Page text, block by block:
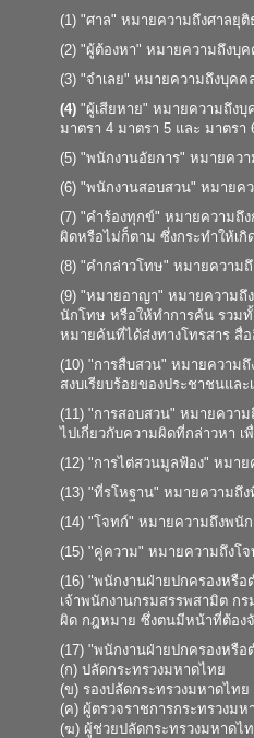
(1) "ศาล" หมายความถึงศาลยุ
(2) "ผู้ต้องหา" หมายความถึงบุ
(3) "จำเลย" หมายความถึงบุค
(4) "ผู้เสียหาย" หมายความถึง
มาตรา 4 มาตรา 5 และ มาตรา
(5) "พนักงานอัยการ" หมายคว
(6) "พนักงานสอบสวน" หมายค
(7) "คำร้องทุกข์" หมายความถึ
ผิดหรือไม่ก็ตาม ซึ่งกระทำให้เ
(8) "คำกล่าวโทษ" หมายความ
(9) "หมายอาญา" หมายความถึ
นักโทษ หรือให้ทำการค้น รวมทั้
หมายค้นที่ได้ส่งทางโทรสาร สื่
(10) "การสืบสวน" หมายความ
สงบเรียบร้อยของประชาชนแล
(11) "การสอบสวน" หมายควา
ไปเกี่ยวกับความผิดที่กล่าวหา
(12) "การไต่สวนมูลฟ้อง" หมา
(13) "ที่รโหฐาน" หมายความถึ
(14) "โจทก์" หมายความถึงพนั
(15) "คู่ความ" หมายความถึงโ
(16) "พนักงานฝ่ายปกครองหรื
เจ้าพนักงานกรมสรรพสามิต ก
ผิด กฎหมาย ซึ่งตนมีหน้าที่ต้อง
(17) "พนักงานฝ่ายปกครองหรื
(ก) ปลัดกระทรวงมหาดไทย
(ข) รองปลัดกระทรวงมหาดไทย
(ค) ผู้ตรวจราชการกระทรวงมห
(ฆ) ผู้ช่วยปลัดกระทรวงมหาดไ